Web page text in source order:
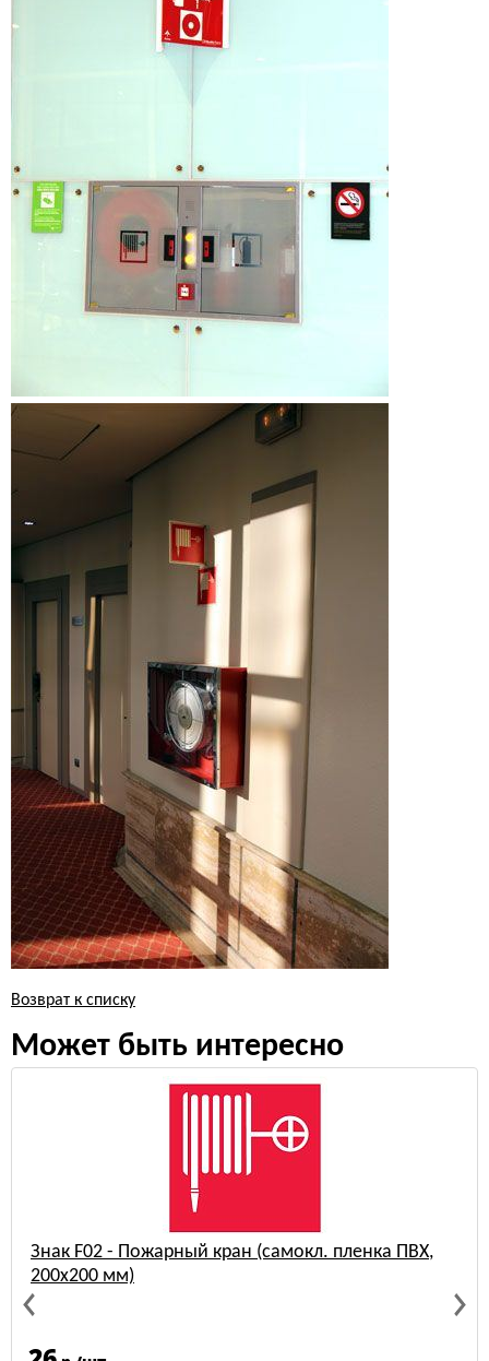
Возврат к списку
Может быть интересно
Знак F02 - Пожарный кран (самокл. пленка ПВХ,
200х200 мм)